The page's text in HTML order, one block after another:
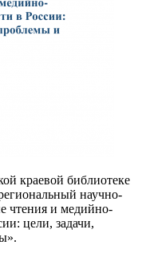
краевой библиотеке
научно-
чтения и медийно-
цели, задачи,